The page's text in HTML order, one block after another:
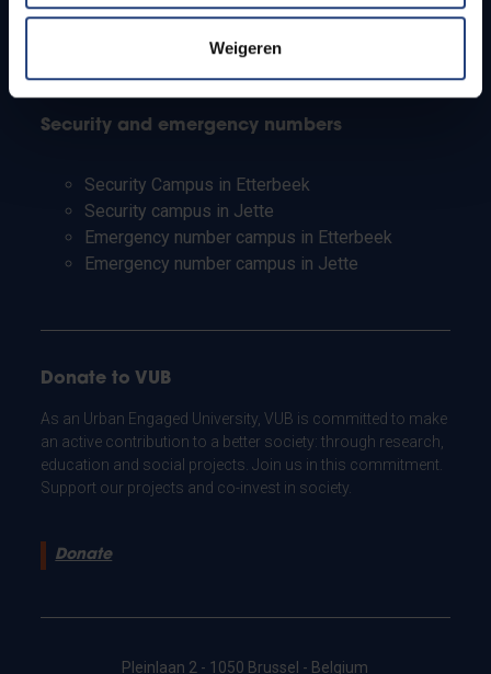
Weigeren
Teachers and secondary schools
Working students
Security and emergency numbers
Security Campus in Etterbeek
Security campus in Jette
Emergency number campus in Etterbeek
Emergency number campus in Jette
Donate to VUB
As an Urban Engaged University, VUB is committed to make
an active contribution to a better society: through research,
education and social projects. Join us in this commitment.
Support our projects and co-invest in society.
Donate
Pleinlaan 2 - 1050 Brussel - Belgium